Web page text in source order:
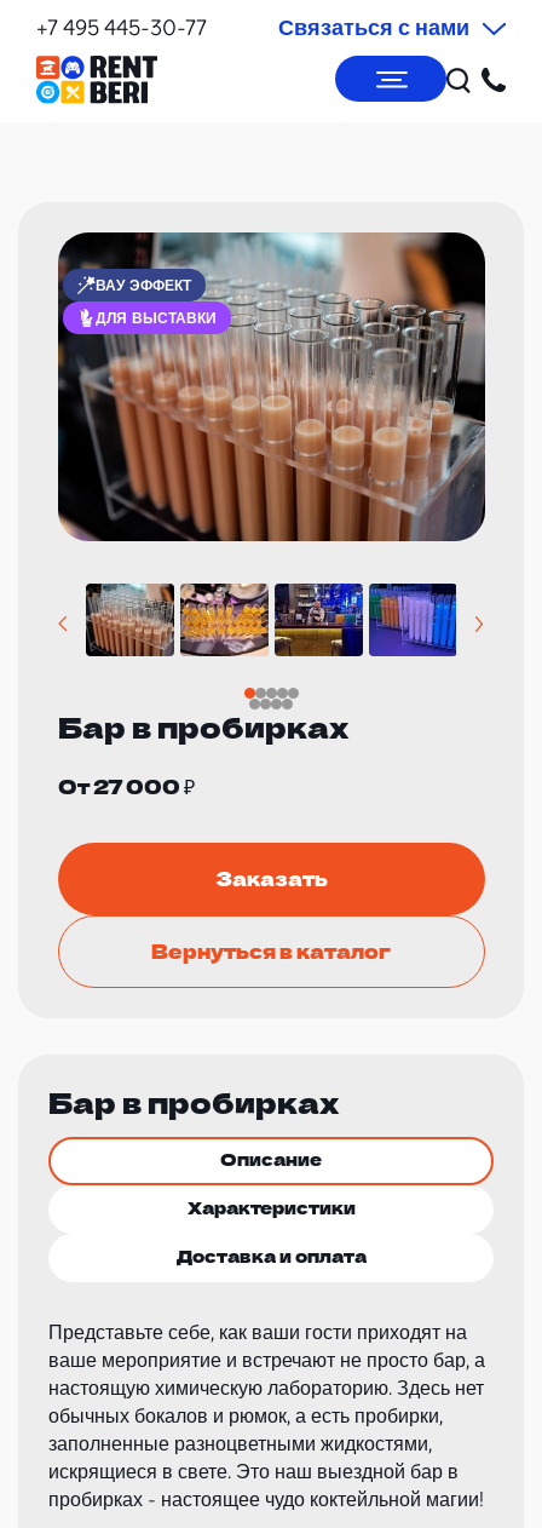
+7 495 445-30-77 Связаться с нами
ВАУ ЭФФЕКТ
ДЛЯ ВЫСТАВКИ
Бар в пробирках
От 27 000 ₽
Заказать
Вернуться в каталог
Бар в пробирках
Описание
Характеристики
Доставка и оплата
Представьте себе, как ваши гости приходят на
ваше мероприятие и встречают не просто бар, а
настоящую химическую лабораторию. Здесь нет
обычных бокалов и рюмок, а есть пробирки,
заполненные разноцветными жидкостями,
искрящиеся в свете. Это наш выездной бар в
пробирках - настоящее чудо коктейльной магии!